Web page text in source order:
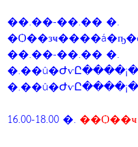
��.��-��.�� �.
��.��-��.�� �.
16.00-18.00 �. ��Ѻ��ҹ